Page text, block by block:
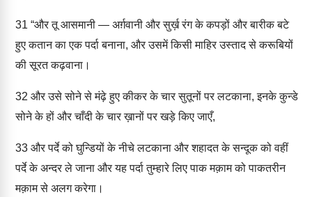
31 “और तू आसमानी — अर्ग़वानी और सुर्ख़ रंग के कपड़ों और बारीक बटे
हुए कतान का एक पर्दा बनाना, और उसमें किसी माहिर उस्ताद से करूबियों
की सूरत कढ़वाना।
32 और उसे सोने से मंढ़े हुए कीकर के चार सुतूनों पर लटकाना, इनके कुन्डे
सोने के हों और चाँदी के चार ख़ानों पर खड़े किए जाएँ,
33 और पर्दे को घुन्डियों के नीचे लटकाना और शहादत के सन्दूक को वहीं
पर्दे के अन्दर ले जाना और यह पर्दा तुम्हारे लिए पाक मक़ाम को पाकतरीन
मक़ाम से अलग करेगा।